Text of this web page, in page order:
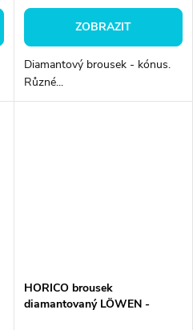
ZOBRAZIT
Diamantový brousek - kónus.
Různé...
HORICO brousek
diamantovaný LÖWEN -